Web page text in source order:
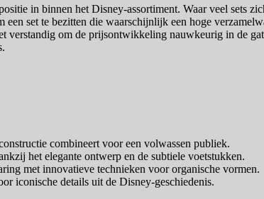
in binnen het Disney-assortiment. Waar veel sets
een set te bezitten die waarschijnlijk een hoge
verstandig om de prijsontwikkeling nauwkeurig in de
combineert voor een volwassen publiek.
het elegante ontwerp en de subtiele voetstukken.
met innovatieve technieken voor organische vormen.
iconische details uit de Disney-geschiedenis.